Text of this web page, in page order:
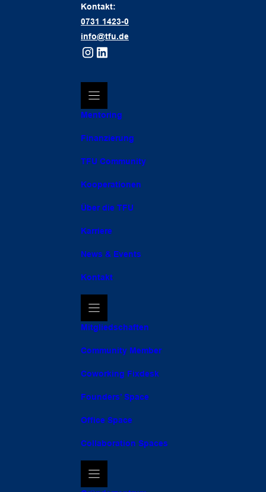
Kontakt:
0731 1423-0
info@tfu.de
Mentoring
Finanzierung
TFU Community
Kooperationen
Über die TFU
Karriere
News & Events
Kontakt
Mitgliedschaften
Community Member
Coworking Fixdesk
Founders’ Space
Office Space
Collaboration Spaces